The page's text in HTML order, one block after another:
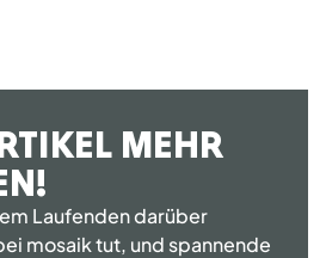
MEHR
Laufenden darüber
mosaik tut, und spannende